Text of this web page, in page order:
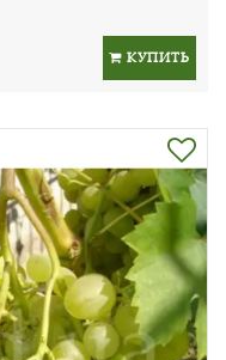
КУПИТЬ